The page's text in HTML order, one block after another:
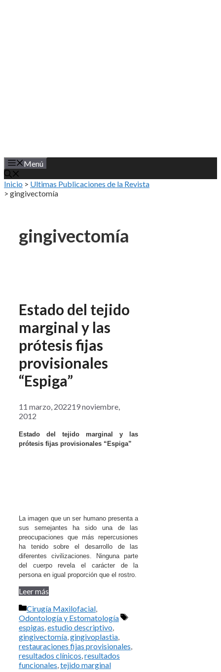
Menú
Inicio > Ultimas Publicaciones de la Revista
> gingivectomía
gingivectomía
Estado del tejido
marginal y las
prótesis fijas
provisionales
“Espiga”
11 marzo, 202219 noviembre,
2012
Estado del tejido marginal y las
prótesis fijas provisionales “Espiga”
La imagen que un ser humano presenta a
sus semejantes ha sido una de las
preocupaciones que más repercusiones
ha tenido sobre el desarrollo de las
diferentes civilizaciones. Ninguna parte
del cuerpo revela el carácter de la
persona en igual proporción que el rostro.
Leer más
Categorías
Cirugía Maxilofacial,
Odontología y Estomatología
Etiquetas
espigas,estudio descriptivo,
gingivectomía,gingivoplastìa,
restauraciones fijas provisionales,
resultados clínicos,resultados
funcionales,tejido marginal